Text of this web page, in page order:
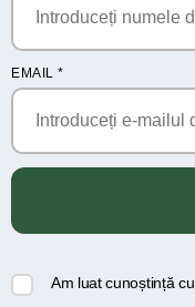
EMAIL *
Am luat cunoștință cu